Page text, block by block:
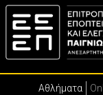
Αθλήματα